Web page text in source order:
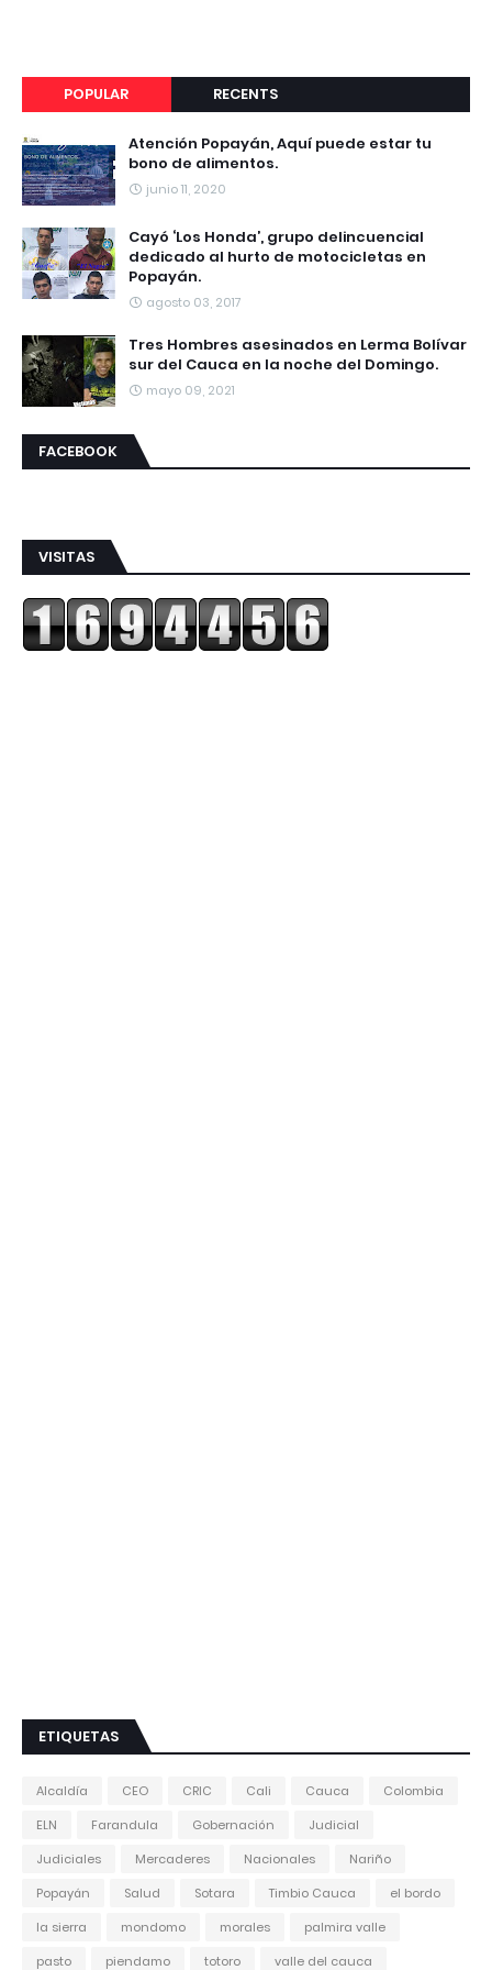
POPULAR RECENTS
Atención Popayán, Aquí puede estar tu
bono de alimentos.
junio 11, 2020
Cayó ‘Los Honda’, grupo delincuencial
dedicado al hurto de motocicletas en
Popayán.
agosto 03, 2017
Tres Hombres asesinados en Lerma Bolívar
sur del Cauca en la noche del Domingo.
mayo 09, 2021
FACEBOOK
VISITAS
ETIQUETAS
Alcaldía CEO CRIC Cali Cauca
Colombia
ELN
Farandula Gobernación
Judicial
Judiciales
Mercaderes Nacionales
Nariño
Popayán
Salud Sotara Timbio Cauca
el bordo
la sierra
mondomo morales
palmira valle
pasto
piendamo totoro valle del cauca